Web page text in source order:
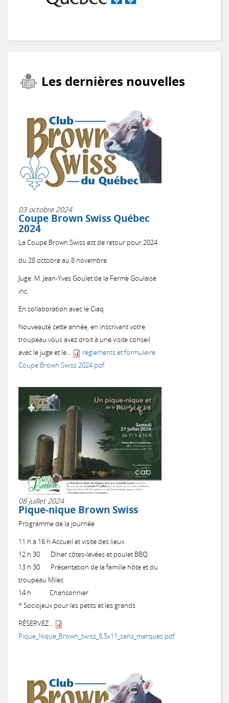
Les dernières nouvelles
03 octobre 2024
Coupe Brown Swiss Québec
2024
La Coupe Brown Swiss est de retour pour 2024
du 28 octobre au 8 novembre
Juge: M. Jean-Yves Goulet de la Ferme Goulaise
inc.
En collaboration avec le Ciaq
Nouveauté cette année, en inscrivant votre
troupeau vous avez droit à une visite conseil
avec le juge et le...
règlements et formulaire
Coupe Brown Swiss 2024.pdf
08 juillet 2024
Pique-nique Brown Swiss
Programme de la journée
11 h à 16 h Accueil et visite des lieux
12 h 30 Dîner côtes-levées et poulet BBQ
13 h 30 Présentation de la famille hôte et du
troupeau Milec
14 h Chansonnier
* Sociojeux pour les petits et les grands
RÉSERVEZ...
Pique_Nique_Brown_swiss_8,5x11_sans_marques.pdf